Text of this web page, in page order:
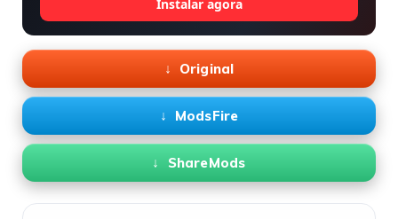
Instalar agora
Original
ModsFire
ShareMods